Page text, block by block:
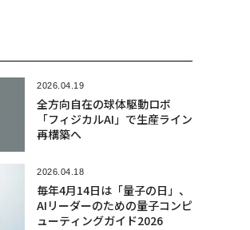
2026.04.19
全方向自在の球体駆動ロボ
「フィジカルAI」で生産ライン
再構築へ
2026.04.18
毎年4月14日は「量子の日」、
AIリーダーのための量子コンピ
ューティングガイド2026